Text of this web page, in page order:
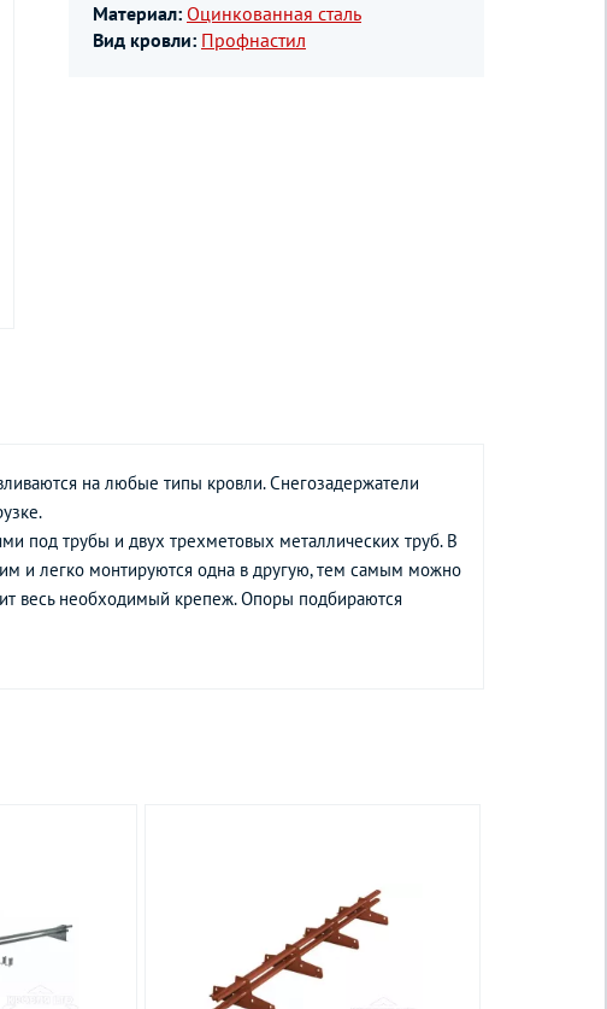
Материал: Оцинкованная сталь
Вид кровли: Профнастил
на любые типы кровли. Снегозадержатели
под трубы и двух трехметовых металлических труб. В
и легко монтируются одна в другую, тем самым можно
весь необходимый крепеж. Опоры подбираются